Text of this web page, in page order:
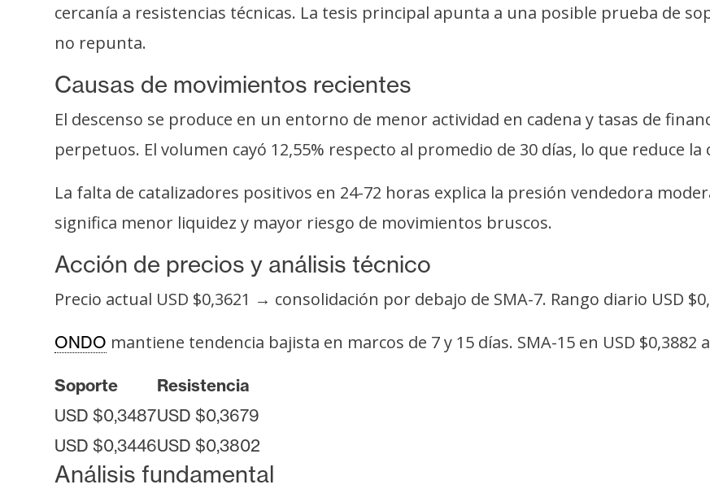
T
m
a
R
e
c
u
s
s
C
o
n
t
cercanía a resistencias técnicas. La tesis principal apunta a una posible prueba de
no repunta.
Causas de movimientos recientes
El descenso se produce en un entorno de menor actividad en cadena y tasas de
perpetuos. El volumen cayó 12,55% respecto al promedio de 30 días, lo que reduce la
La falta de catalizadores positivos en 24-72 horas explica la presión vendedora
significa menor liquidez y mayor riesgo de movimientos bruscos.
Acción de precios y análisis técnico
Precio actual USD $0,3621 → consolidación por debajo de SMA-7. Rango diario USD
ONDO mantiene tendencia bajista en marcos de 7 y 15 días. SMA-15 en USD $0,3882
Soporte
Resistencia
USD $0,3487USD $0,3679
USD $0,3446USD $0,3802
Análisis fundamental